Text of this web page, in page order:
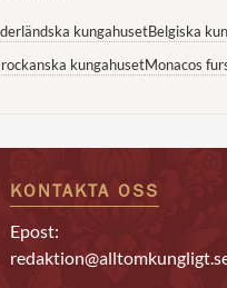
kungahusetBelgiska
kungahusetMonacos
KONTAKTA OSS
Epost: